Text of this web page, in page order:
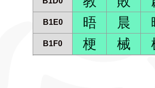
B1E0 晤 晨
B1F0 梗 械